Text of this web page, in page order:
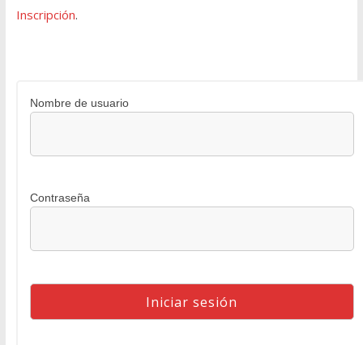
Inscripción.
Nombre de usuario
Contraseña